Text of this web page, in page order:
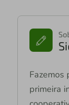
Fazemos
primeira